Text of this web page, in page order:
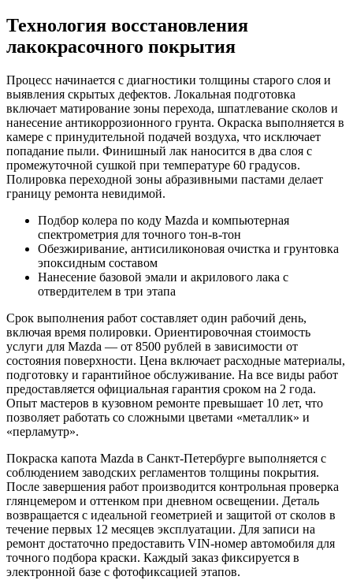
Технология восстановления
лакокрасочного покрытия
Процесс начинается с диагностики толщины старого слоя и
выявления скрытых дефектов. Локальная подготовка
включает матирование зоны перехода, шпатлевание сколов и
нанесение антикоррозионного грунта. Окраска выполняется в
камере с принудительной подачей воздуха, что исключает
попадание пыли. Финишный лак наносится в два слоя с
промежуточной сушкой при температуре 60 градусов.
Полировка переходной зоны абразивными пастами делает
границу ремонта невидимой.
Подбор колера по коду Mazda и компьютерная
спектрометрия для точного тон-в-тон
Обезжиривание, антисиликоновая очистка и грунтовка
эпоксидным составом
Нанесение базовой эмали и акрилового лака с
отвердителем в три этапа
Срок выполнения работ составляет один рабочий день,
включая время полировки. Ориентировочная стоимость
услуги для Mazda — от 8500 рублей в зависимости от
состояния поверхности. Цена включает расходные материалы,
подготовку и гарантийное обслуживание. На все виды работ
предоставляется официальная гарантия сроком на 2 года.
Опыт мастеров в кузовном ремонте превышает 10 лет, что
позволяет работать со сложными цветами «металлик» и
«перламутр».
Покраска капота Mazda в Санкт-Петербурге выполняется с
соблюдением заводских регламентов толщины покрытия.
После завершения работ производится контрольная проверка
глянцемером и оттенком при дневном освещении. Деталь
возвращается с идеальной геометрией и защитой от сколов в
течение первых 12 месяцев эксплуатации. Для записи на
ремонт достаточно предоставить VIN-номер автомобиля для
точного подбора краски. Каждый заказ фиксируется в
электронной базе с фотофиксацией этапов.